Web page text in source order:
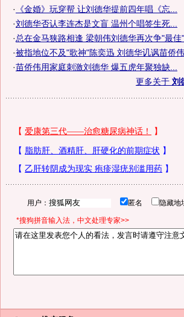
· 《金婚》玩穿帮 让刘德华提前四年唱《忘...
·刘德华否认李连杰是文盲 温州个唱签生死...
·总在金马狭路相逢 梁朝伟刘德华再次争"最佳"
·被指地位不及"歌神"陈奕迅 刘德华讥讽苗侨伟
·苗侨伟用家庭刺激刘德华 爆五虎年聚独缺...
更多关于 刘
用户： 匿名 隐藏
*搜狗拼音输入法，中文处理专家>>